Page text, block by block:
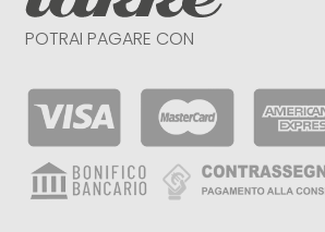
POTRAI PAGARE CON